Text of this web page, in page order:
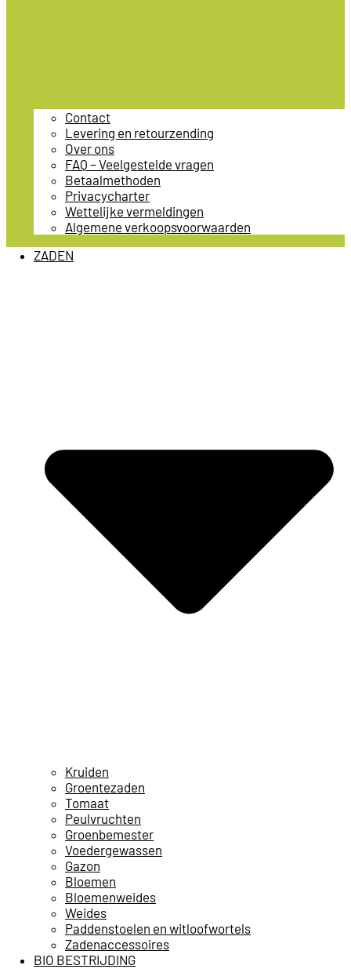
Contact
Levering en retourzending
Over ons
FAQ – Veelgestelde vragen
Betaalmethoden
Privacycharter
Wettelijke vermeldingen
Algemene verkoopsvoorwaarden
ZADEN
Kruiden
Groentezaden
Tomaat
Peulvruchten
Groenbemester
Voedergewassen
Gazon
Bloemen
Bloemenweides
Weides
Paddenstoelen en witloofwortels
Zadenaccessoires
BIO BESTRIJDING